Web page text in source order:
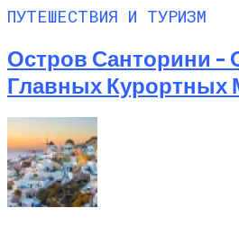
ПУТЕШЕСТВИЯ И ТУРИЗМ
Остров Санторини –
Главных Курортных